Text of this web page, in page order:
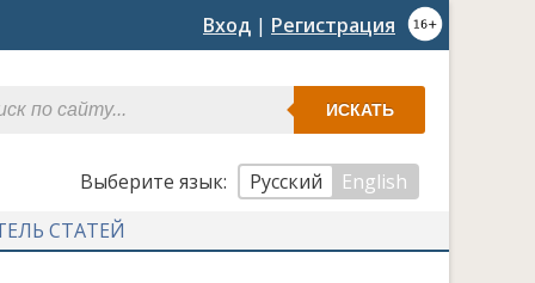
Вход | Регистрация
ИСКАТЬ
Выберите язык: Русский
English
СТАТЕЙ